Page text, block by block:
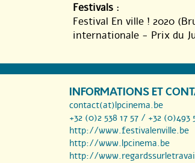
Festivals :
Festival En ville ! 2020
internationale - Prix du
INFORMATIONS ET
contact(at)lpcinema.be
+32 (0)2 538 17 57 / +32 (0)493
http://www.festivalenville.be
http://www.lpcinema.be
http://